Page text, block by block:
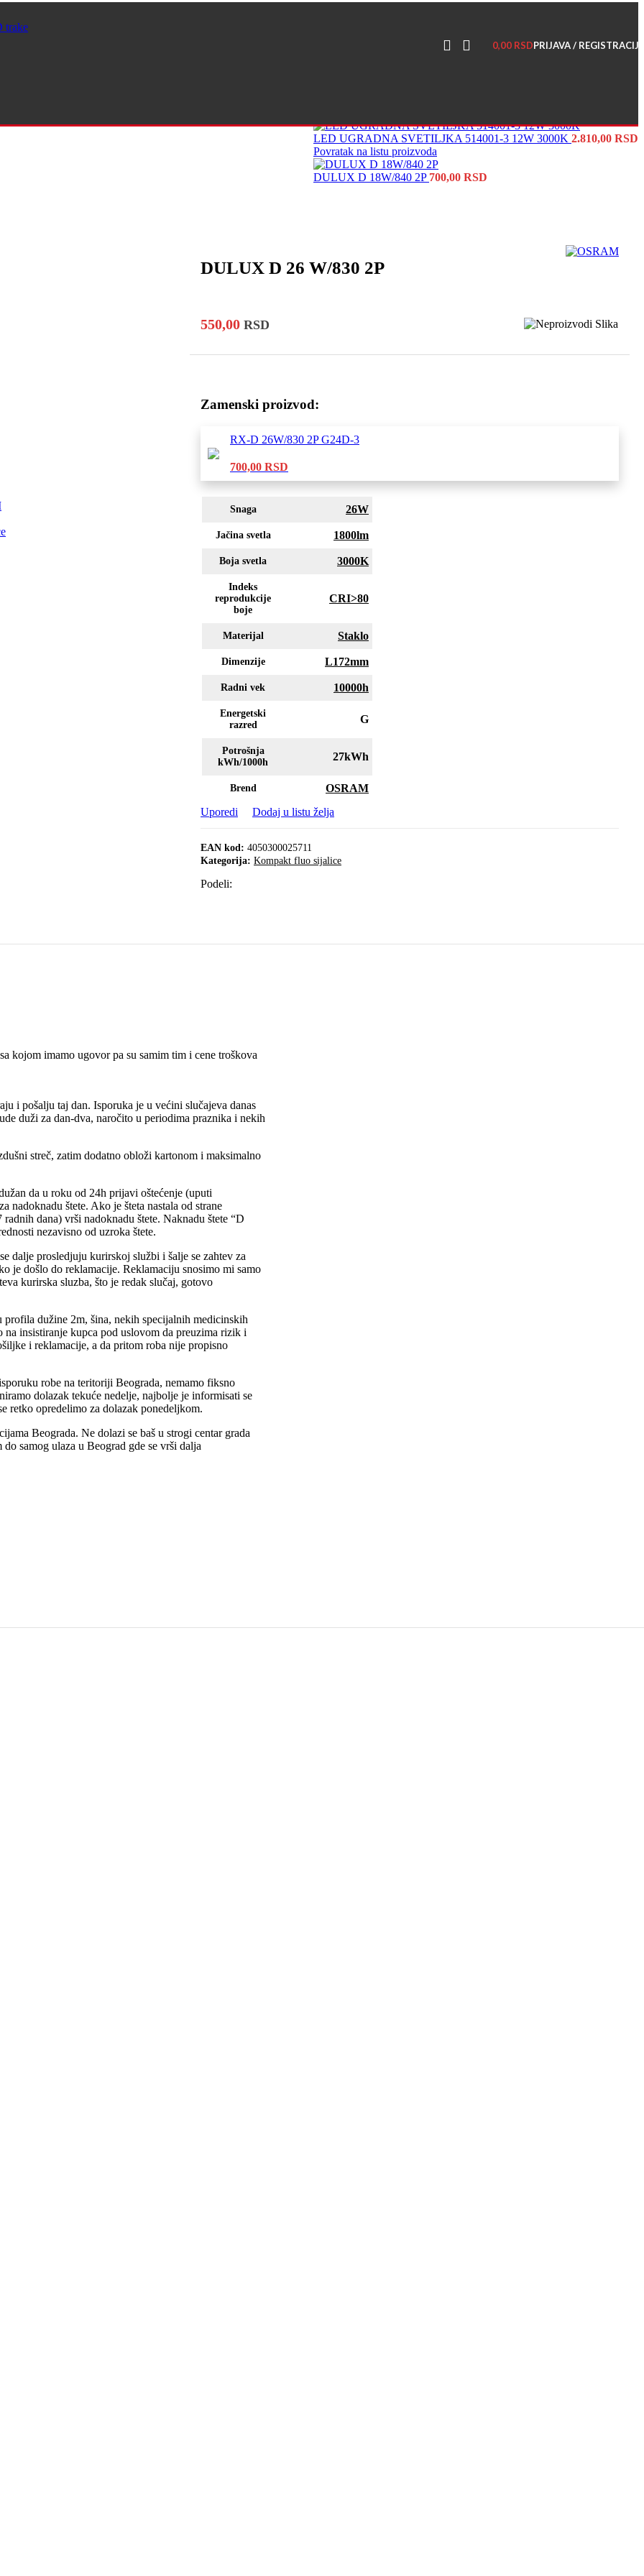
svoj nalog, sakupljajte poene i ostvarite popuste >>>
trake
0,00 RSDPRIJAVA /
LED UGRADNA SVETILJKA 514001-3 12W 3000K 2.810,00 RSD
Povratak na listu proizvoda
DULUX D 18W/840 2P 700,00 RSD
DULUX D 26 W/830 2P
550,00 RSD
Zamenski proizvod:
RX-D 26W/830 2P G24D-3
700,00 RSD
Snaga 26W
Jačina svetla 1800lm
Boja svetla 3000K
Indeks
reprodukcije
boje
CRI>80
Materijal Staklo
Dimenzije L172mm
Radni vek 10000h
Energetski
razred
G
Potrošnja
kWh/1000h
27kWh
Brend
OSRAM
Uporedi
Dodaj u listu želja
EAN kod: 4050300025711
Kategorija: Kompakt fluo sijalice
Podeli:
kojom imamo ugovor pa su samim tim i cene troškova
i pošalju taj dan. Isporuka je u većini slučajeva danas
duži za dan-dva, naročito u periodima praznika i nekih
streč, zatim dodatno obloži kartonom i maksimalno
da u roku od 24h prijavi oštećenje (uputi
nadoknadu štete. Ako je šteta nastala od strane
dana) vrši nadoknadu štete. Naknadu štete “D
nezavisno od uzroka štete.
dalje prosledjuju kurirskoj službi i šalje se zahtev za
je došlo do reklamacije. Reklamaciju snosimo mi samo
kurirska sluzba, što je redak slučaj, gotovo
dužine 2m, šina, nekih specijalnih medicinskih
insistiranje kupca pod uslovom da preuzima rizik i
i reklamacije, a da pritom roba nije propisno
robe na teritoriji Beograda, nemamo fiksno
dolazak tekuće nedelje, najbolje je informisati se
retko opredelimo za dolazak ponedeljkom.
Beograda. Ne dolazi se baš u strogi centar grada
samog ulaza u Beograd gde se vrši dalja